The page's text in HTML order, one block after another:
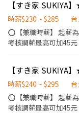
或問題，即可下崗
350 ～450元
內、外場聯繫及顧客
結帳，開店前準備及閉店
段： 早班：
23:00 (排班區間另安
依面談結果與經驗核定職級。) ✅工作時段說明
班；兼職人員每月可配
對餐飲業有熱忱的您
時薪$230 ~ $285
⭕【兼職時薪】 起薪
考核調薪最高可加45元 深
健檢 ★勞保、健保，6％勞退提撥 ⭕【工作
作、食材備料、進貨盤
整潔 ★開朗活潑有笑容 ★ＳＯＰ專業流程 ★無經驗可 ★提供完善
職前教育訓練 ⭕【經營理念】 我們是日本第一的速食連鎖ZENSHO
時薪$240 ~ $295
⭕【兼職時薪】 起薪
考核調薪最高可加45元 深